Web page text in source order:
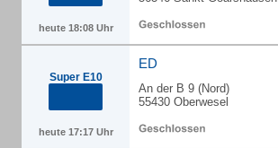
heute 18:08 Uhr
Super E10
heute 17:17 Uhr
ED
An der B 9 (Nord)
55430 Oberwesel